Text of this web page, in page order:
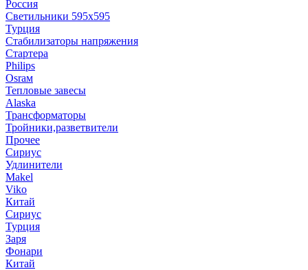
Россия
Светильники 595х595
Турция
Стабилизаторы напряжения
Стартера
Philips
Оsrам
Тепловые завесы
Alaska
Трансформаторы
Тройники,разветвители
Прочее
Сириус
Удлинители
Makel
Viko
Китай
Сириус
Турция
Заря
Фонари
Китай